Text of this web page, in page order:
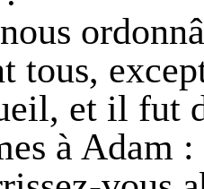
tous,
et il fut
à Adam